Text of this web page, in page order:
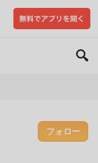
フォロー